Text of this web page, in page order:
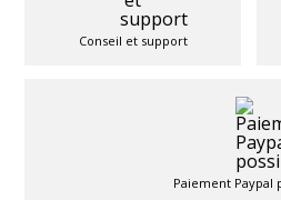
Conseil et support
Paiement Paypal